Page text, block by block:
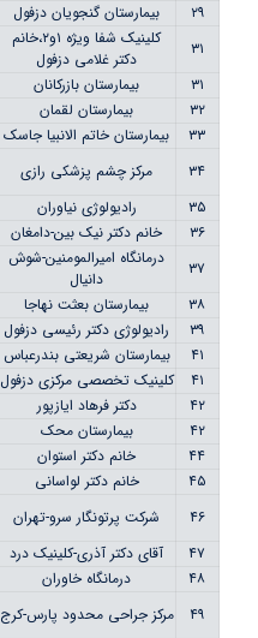
۲۹
بیمارستان گنجویان دزفول
۳۱
کلینیک شفا ویژه ۱و۲،خانم
دکتر غلامی دزفول
۳۱
بیمارستان بازرکانان
۳۲
بیمارستان لقمان
۳۳
بیمارستان خاتم الانبیا جاسک
۳۴
مرکز چشم پزشکی رازی
۳۵
رادیولوژی نیاوران
۳۶
خانم دکتر نیک بین-دامغان
۳۷
درمانگاه امیرالمومنین-شوش
دانیال
۳۸
بیمارستان بعثت نهاجا
۳۹
رادیولوژی دکتر رئیسی دزفول
۴۱
بیمارستان شریعتی بندرعباس
۴۱
کلینیک تخصصی مرکزی دزفول
۴۲
دکتر فرهاد ایازپور
۴۲
بیمارستان محک
۴۴
خانم دکتر استوان
۴۵
خانم دکتر لواسانی
۴۶
شرکت پرتونگار سرو-تهران
۴۷
آقای دکتر آذری-کلینیک درد
۴۸
درمانگاه خاوران
۴۹
مرکز جراحی محدود پارس-کرج